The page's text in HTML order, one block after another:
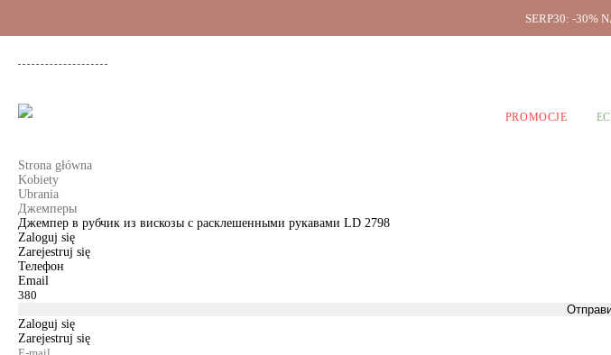
SERP30: -30%
PROMOCJE
Strona główna
Kobiety
Ubrania
Джемперы
Джемпер в рубчик из вискозы с расклешенными рукавами LD 2798
Zaloguj się
Zarejestruj się
Телефон
Email
Zaloguj się
Zarejestruj się